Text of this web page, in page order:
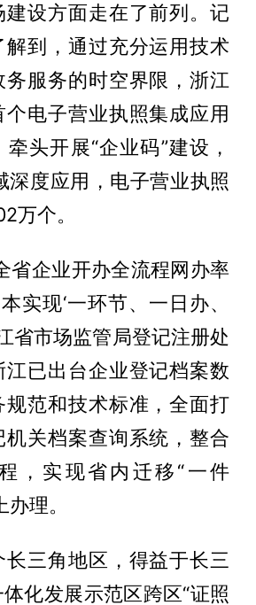
建设方面走在了前列。记
到，通过充分运用技术
务服务的时空界限，浙江
个电子营业执照集成应用
头开展“企业码”建设，
深度应用，电子营业执照
万个。
企业开办全流程网办率
实现‘一环节、一日办、
省市场监管局登记注册处
已出台企业登记档案数
规范和技术标准，全面打
关档案查询系统，整合
，实现省内迁移“一件
理。
三角地区，得益于长三
化发展示范区跨区“证照